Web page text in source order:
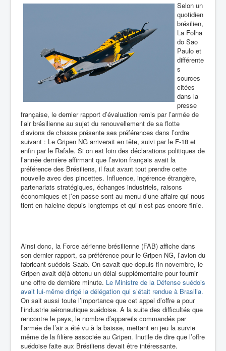
Selon un
quotidien
brésilien,
La Folha
do Sao
Paulo et
différente
s
sources
citées
dans la
presse
française, le dernier rapport d’évaluation remis par l’armée de
l’air brésilienne au sujet du renouvellement de sa flotte
d’avions de chasse présente ses préférences dans l’ordre
suivant : Le Gripen NG arriverait en tête, suivi par le F-18 et
enfin par le Rafale. Si on est loin des déclarations politiques de
l’année dernière affirmant que l’avion français avait la
préférence des Brésiliens, il faut avant tout prendre cette
nouvelle avec des pincettes. Influence, ingérence étrangère,
partenariats stratégiques, échanges industriels, raisons
économiques et j’en passe sont au menu d’une affaire qui nous
tient en haleine depuis longtemps et qui n’est pas encore finie.
Ainsi donc, la Force aérienne brésilienne (FAB) affiche dans
son dernier rapport, sa préférence pour le Gripen NG, l’avion du
fabricant suédois Saab. On savait que depuis fin novembre, le
Gripen avait déjà obtenu un délai supplémentaire pour fournir
une offre de dernière minute. Le Ministre de la Défense suédois
avait lui-même dirigé la délégation qui s’était rendue à Brasilia.
On sait aussi toute l’importance que cet appel d’offre a pour
l’industrie aéronautique suédoise. A la suite des difficultés que
rencontre le pays, le nombre d’appareils commandés par
l’armée de l’air a été vu à la baisse, mettant en jeu la survie
même de la filière associée au Gripen. Inutile de dire que l’offre
suédoise faite aux Brésiliens devait être intéressante.